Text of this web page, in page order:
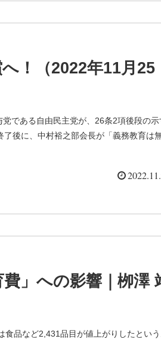
！（2022年11月25
である自由民主党が、26条2項後段の示
後に、中村裕之部会長が「義務教育は
」への影響｜栁澤
品など2,431品目が値上がりしたという